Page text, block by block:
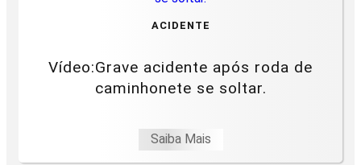
ACIDENTE
Vídeo:Grave acidente após roda de
caminhonete se soltar.
Saiba Mais